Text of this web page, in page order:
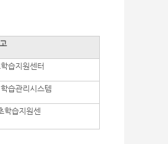
습지원센터
습관리시스템
학습지원센